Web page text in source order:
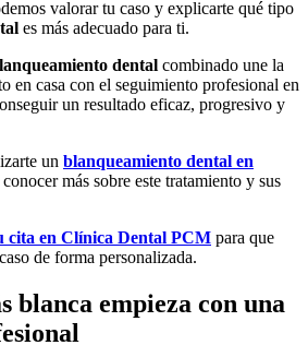
valorar tu caso y explicarte qué tipo
es más adecuado para ti.
dental combinado une la
en casa con el seguimiento profesional en
un resultado eficaz, progresivo y
un blanqueamiento dental en
más sobre este tratamiento y sus
cita en Clínica Dental PCM para que
de forma personalizada.
blanca empieza con una